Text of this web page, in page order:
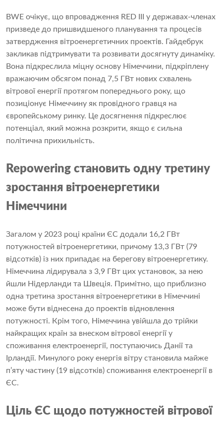
BWE очікує, що впровадження RED III у державах-членах
призведе до пришвидшеного планування та процесів
затвердження вітроенергетичних проектів. Гайдебрук
закликав підтримувати та розвивати досягнуту динаміку.
Вона підкреслила міцну основу Німеччини, підкріплену
вражаючим обсягом понад 7,5 ГВт нових схвалень
вітрової енергії протягом попереднього року, що
позиціонує Німеччину як провідного гравця на
європейському ринку. Це досягнення підкреслює
потенціал, який можна розкрити, якщо є сильна
політична прихильність.
Repowering становить одну третину
зростання вітроенергетики
Німеччини
Загалом у 2023 році країни ЄС додали 16,2 ГВт
потужностей вітроенергетики, причому 13,3 ГВт (79
відсотків) із них припадає на берегову вітроенергетику.
Німеччина лідирувала з 3,9 ГВт цих установок, за нею
йшли Нідерланди та Швеція. Примітно, що приблизно
одна третина зростання вітроенергетики в Німеччині
може бути віднесена до проектів відновлення
потужності. Крім того, Німеччина увійшла до трійки
найкращих країн за внеском вітрової енергії у
споживання електроенергії, поступаючись Данії та
Ірландії. Минулого року енергія вітру становила майже
п’яту частину (19 відсотків) споживання електроенергії в
ЄС.
Ціль ЄС щодо потужностей вітрової